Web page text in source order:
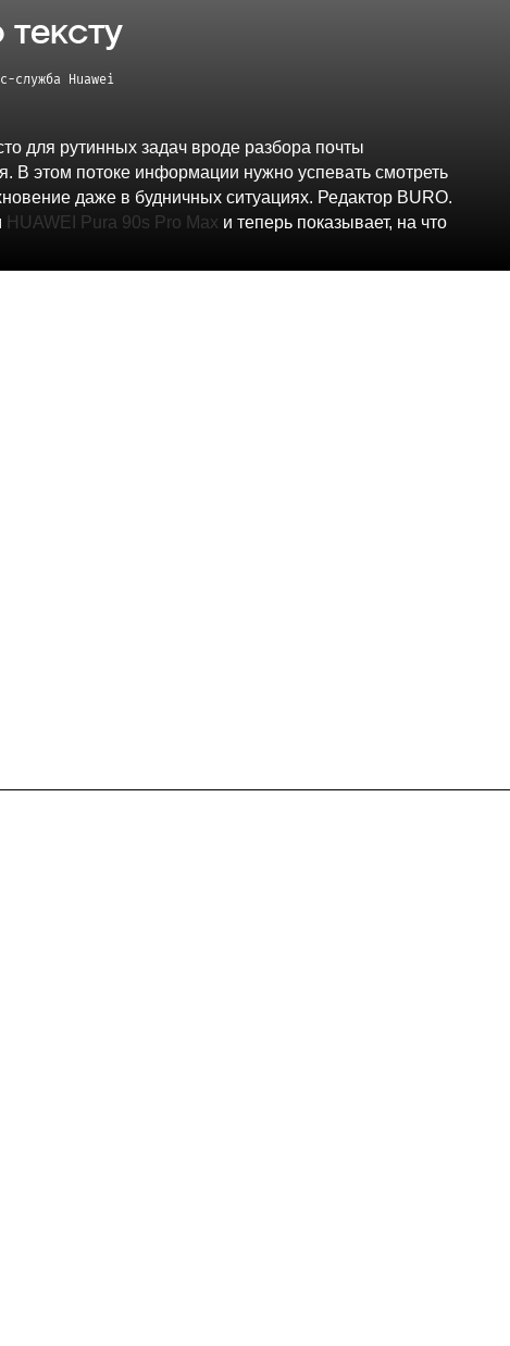
служба Huawei
для рутинных задач вроде разбора почты
В этом потоке информации нужно успевать смотреть
даже в будничных ситуациях. Редактор BURO.
HUAWEI Pura 90s Pro Max и теперь показывает, на что